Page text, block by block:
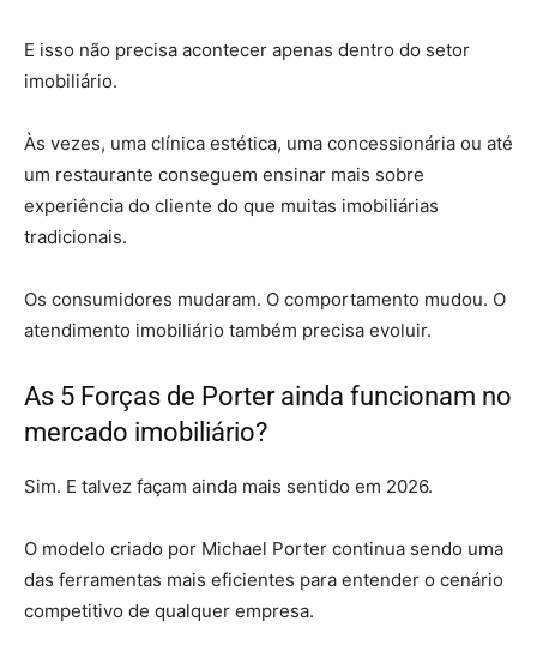
E isso não precisa acontecer apenas dentro do setor
imobiliário.
Às vezes, uma clínica estética, uma concessionária ou até
um restaurante conseguem ensinar mais sobre
experiência do cliente do que muitas imobiliárias
tradicionais.
Os consumidores mudaram. O comportamento mudou. O
atendimento imobiliário também precisa evoluir.
As 5 Forças de Porter ainda funcionam no
mercado imobiliário?
Sim. E talvez façam ainda mais sentido em 2026.
O modelo criado por Michael Porter continua sendo uma
das ferramentas mais eficientes para entender o cenário
competitivo de qualquer empresa.